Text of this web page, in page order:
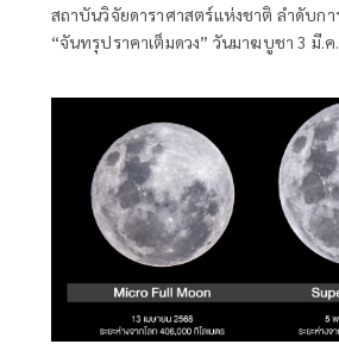
สถาบันวิจัยดาราศาสตร์แห่งชาติ ลำดับกา
“จันทรุปราคาเต็มดวง” วันมาฆบูชา 3 มี.
วันนี้แล้วนะแม่